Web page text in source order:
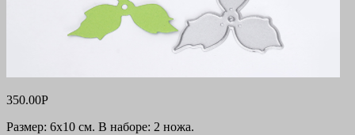
350.00Р
Размер: 6х10 см. В наборе: 2 ножа.